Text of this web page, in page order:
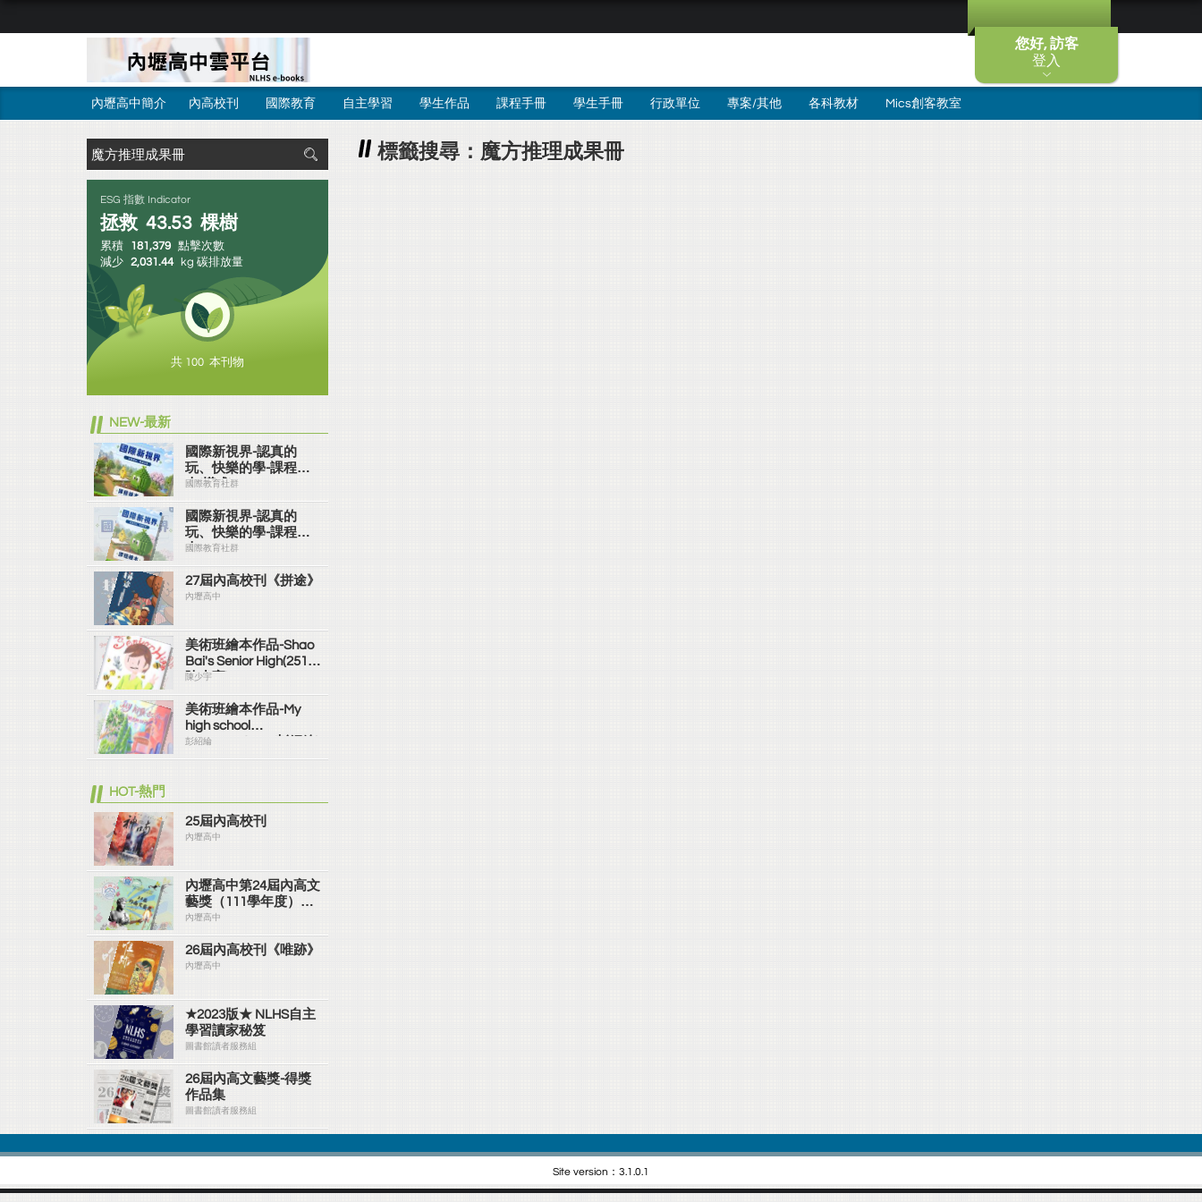
您好, 訪客
登入
內壢高中簡介 內高校刊 國際教育 自主學習 學生作品 課程手冊 學生手冊 行政單位 專案/其他 各科教材 Mics創客教室
標籤搜尋：魔方推理成果冊
ESG 指數 Indicator
拯救 43.53 棵樹
累積 181,379 點擊次數
減少 2,031.44 kg 碳排放量
共 100 本刊物
NEW-最新
國際新視界-認真的
玩、快樂的學-課程繪
本(橫式)
國際教育社群
國際新視界-認真的
玩、快樂的學-課程繪
本
國際教育社群
27屆內高校刊《拼途》
內壢高中
美術班繪本作品-Shao
Bai's Senior High(2519
陳少宇)
陳少宇
美術班繪本作品-My
high school
memories(2519彭紹綸)
彭紹綸
HOT-熱門
25屆內高校刊
內壢高中
內壢高中第24屆內高文
藝獎（111學年度）
#ver2
內壢高中
26屆內高校刊《唯跡》
內壢高中
★2023版★ NLHS自主
學習讀家秘笈
圖書館讀者服務組
26屆內高文藝獎-得獎
作品集
圖書館讀者服務組
Site version：3.1.0.1